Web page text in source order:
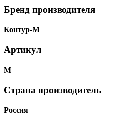
Бренд производителя
Контур-М
Артикул
М
Страна производитель
Россия